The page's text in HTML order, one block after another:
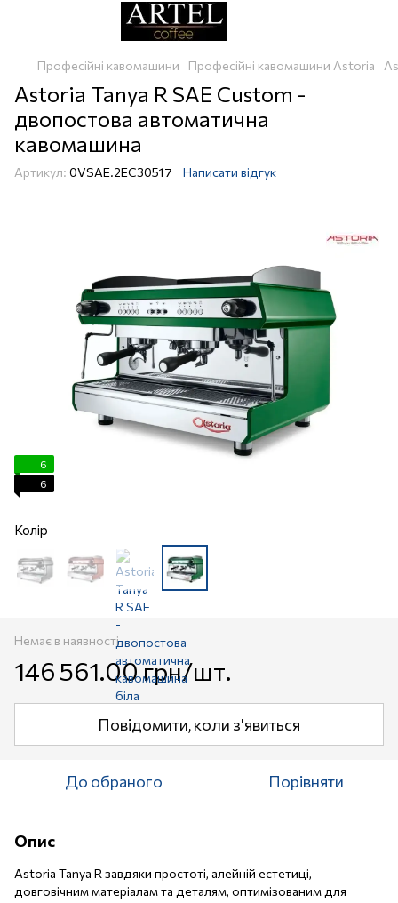
Професійні кавомашини Професійні кавомашини Astoria
Astoria Tanya R SAE Custom -
двопостова автоматична
кавомашина
Артикул: 0VSAE.2EC30517 Написати відгук
6
6
Колір
Немає в наявності
146 561.00 грн/шт.
Повідомити, коли з'явиться
До обраного Порівняти
Опис
Astoria Tanya R завдяки простоті, алейній естетиці,
довговічним матеріалам та деталям, оптимізованим для